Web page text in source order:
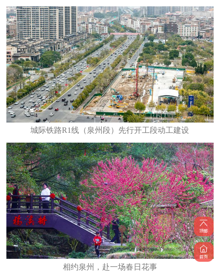
城际铁路R1线（泉州段）先行开工段动工建设
相约泉州，赴一场春日花事